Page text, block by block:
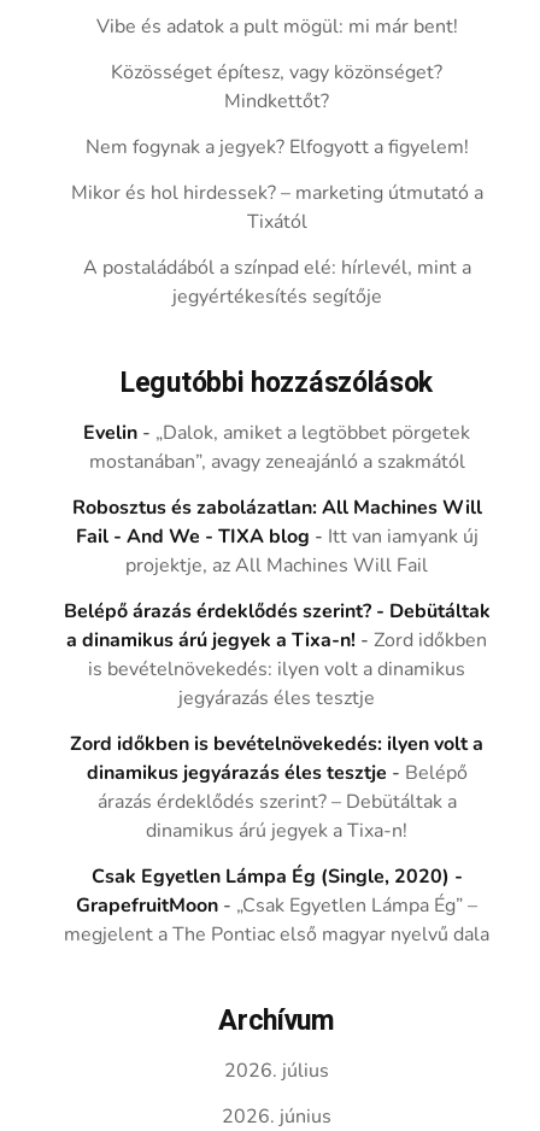
Vibe és adatok a pult mögül: mi már bent!
Közösséget építesz, vagy közönséget?
Mindkettőt?
Nem fogynak a jegyek? Elfogyott a figyelem!
Mikor és hol hirdessek? – marketing útmutató a
Tixától
A postaládából a színpad elé: hírlevél, mint a
jegyértékesítés segítője
Legutóbbi hozzászólások
Evelin - „Dalok, amiket a legtöbbet pörgetek
mostanában”, avagy zeneajánló a szakmától
Robosztus és zabolázatlan: All Machines Will
Fail - And We - TIXA blog - Itt van iamyank új
projektje, az All Machines Will Fail
Belépő árazás érdeklődés szerint? - Debütáltak
a dinamikus árú jegyek a Tixa-n! -Zord időkben
is bevételnövekedés: ilyen volt a dinamikus
jegyárazás éles tesztje
Zord időkben is bevételnövekedés: ilyen volt a
dinamikus jegyárazás éles tesztje - Belépő
árazás érdeklődés szerint? – Debütáltak a
dinamikus árú jegyek a Tixa-n!
Csak Egyetlen Lámpa Ég (Single, 2020) -
GrapefruitMoon - „Csak Egyetlen Lámpa Ég” –
megjelent a The Pontiac első magyar nyelvű dala
Archívum
2026. július
2026. június